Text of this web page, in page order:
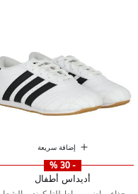
إضافة سريعة
- 30 %
أديداس أطفال